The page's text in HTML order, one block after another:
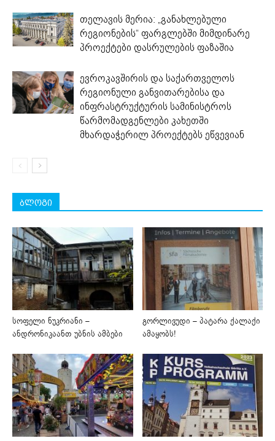
თელავის მერია: „განახლებული
რეგიონების“ ფარგლებში მიმდინარე
პროექტები დასრულების ფაზაშია
ევროკავშირის და საქართველოს
რეგიონული განვითარებისა და
ინფრასტრუქტურის სამინისტროს
წარმომადგენლები კახეთში
მხარდაჭერილ პროექტებს ეწვევიან
ბლოგი
სოფელი ნუკრიანი –
ანდრონიკაანთ უბნის ამბები
გორლივუდი – პატარა ქალაქი
ამაყობს!